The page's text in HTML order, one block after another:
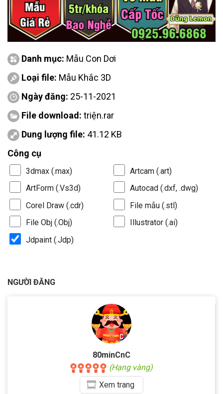
Danh mục: Mẫu Con Dơi
Loại file: Mẫu Khắc 3D
Ngày đăng: 25-11-2021
File download: triện.rar
Dung lượng file: 41.12 KB
Công cụ
3dmax (.max)
Artcam (.art)
ArtForm (.Vs3d)
Autocad (.dxf, .dwg)
Corel Draw (.cdr)
File mẫu (.stl)
File Obj (.Obj)
Illustrator (.ai)
Jdpaint (.Jdp)
NGƯỜI ĐĂNG
80minCnC
(Hạng vàng)
Xemtrang